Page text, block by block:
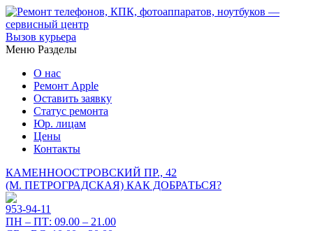
Вызов курьера
Меню Разделы
О нас
Ремонт Apple
Оставить заявку
Статус ремонта
Юр. лицам
Цены
Контакты
КАМЕННООСТРОВСКИЙ ПР., 42
(М. ПЕТРОГРАДСКАЯ) КАК ДОБРАТЬСЯ?
953-94-11
ПН – ПТ: 09.00 – 21.00